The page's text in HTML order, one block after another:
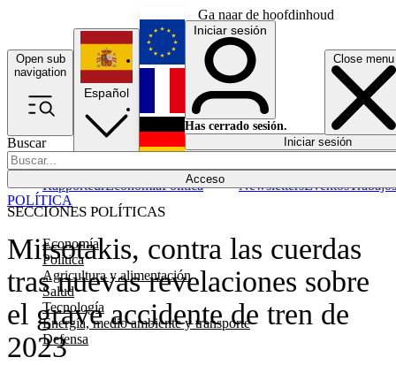
Ga naar de hoofdinhoud
Open sub
navigation
Close menu
Buscar
Acceso
SECCIONES POLÍTICAS
Economía
Política
Agricultura y alimentación
Salud
Tecnología
Energía, medio ambiente y transporte
Defensa
RapporteurEconomíaPolítica NewslettersEventosTrabajos
Español
English
Français
Iniciar sesión
Has cerrado sesión.
Iniciar sesión
Mitsotakis, contra las cuerdas
tras nuevas revelaciones sobre
el grave accidente de tren de
2023
POLÍTICA